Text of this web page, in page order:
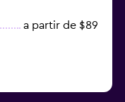
a partir de $89